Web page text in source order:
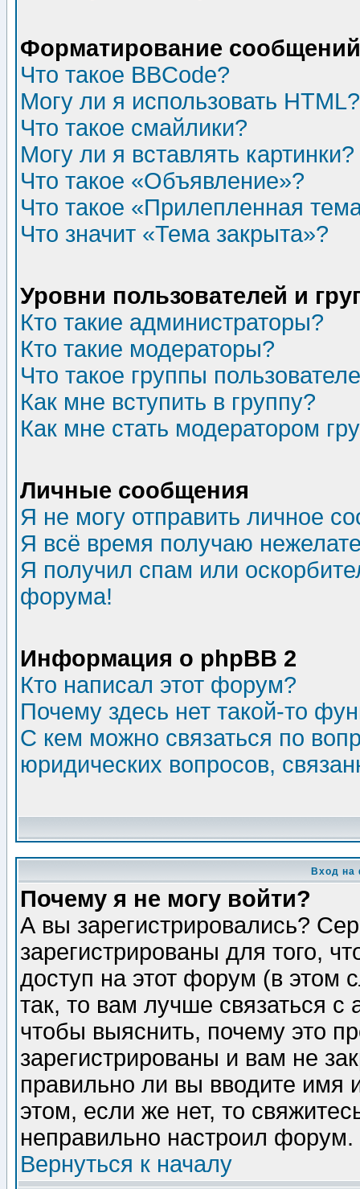
Форматирование
Что такое BBCode?
Могу ли я использовать HTML?
Что такое смайлики?
Могу ли я вставлять картинки?
Что такое «Объявление»?
Что такое «Прилепленная
Что значит «Тема закрыта»?
Уровни пользователей и
Кто такие администраторы?
Кто такие модераторы?
Что такое группы
Как мне вступить в группу?
Как мне стать модератором
Личные сообщения
Я не могу отправить личное
Я всё время получаю
Я получил спам или
форума!
Информация о phpBB 2
Кто написал этот форум?
Почему здесь нет такой-то
С кем можно связаться по
юридических вопросов,
Вход на
Почему я не могу войти?
А вы зарегистрировались?
зарегистрированы для того,
доступ на этот форум (в этом
так, то вам лучше связаться
чтобы выяснить, почему это
зарегистрированы и вам не
правильно ли вы вводите
этом, если же нет, то
неправильно настроил форум.
Вернуться к началу